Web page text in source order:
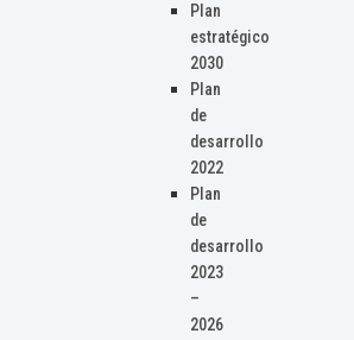
Plan
estratégico
2030
Plan
de
desarrollo
2022
Plan
de
desarrollo
2023
–
2026